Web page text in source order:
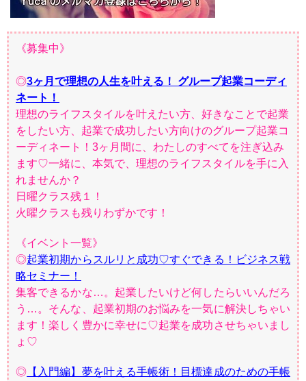
《募集中》
◎3ヶ月で理想の人生を叶える！ グループ起業コーディ
ネート！
理想のライフスタイルを叶えたい方、好きなことで起業
をしたい方、起業で成功したい方向けのグループ起業コ
ーディネート！3ヶ月間に、わたしのすべてを注ぎ込み
ます♡一緒に、本気で、理想のライフスタイルを手に入
れませんか？
日曜クラス残１！
火曜クラスも残りわずかです！
《イベント一覧》
◎起業初期からスルリと成功♡すぐできる！ビジネス戦
略セミナー！
集客できるかな…。起業したいけど何したらいいんだろ
う…。そんな、起業初期のお悩みを一気に解決しちゃい
ます！楽しく豊かに幸せに♡起業を成功させちゃいまし
ょ♡
◎ 【入門編】夢を叶える手帳術！目標達成のための手帳